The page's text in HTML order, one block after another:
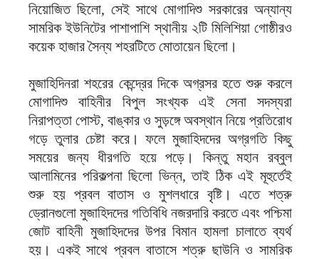
নিয়োজিত ছিলো, সেই সাথে মোগাদিশু সরকারের অন্যান্য
সামরিক ইউনিটের পাশাপাশি স্থানীয় ২টি মিলিশিয়া গোষ্ঠীরও
কয়েক হাজার সৈন্য শহরটিতে মোতায়েন ছিলো।
মুজাহিদিনরা শহরের কেন্দ্রের দিকে অগ্রসর হতে শুরু করলে
মোগাদিশু বাহিনীর বিপুল সংখ্যক এই সেনা সদস্যরা
নিরাপত্তা পোস্ট, বাঙ্কার ও সুড়ঙ্গে অবস্থান নিয়ে প্রতিরোধ
গড়ে তুলার চেষ্টা করে। ফলে মুজাহিদদের অগ্রগতি কিছু
সময়ের জন্য ধীরগতি হয়ে পড়ে। কিন্তু মহান রব্বুল
আলামিনের পরিকল্পনা ছিলো ভিন্ন, তাই ঠিক এই মূহুর্তেই
শুরু হয় প্রবল বাতাস ও মুশলধারে বৃষ্টি। এতে শত্রু
ড্রোনগুলো মুজাহিদদের গতিবিধি নজরদারি করতে এবং পশ্চিমা
জোট বাহিনী মুজাহিদদের উপর বিমান হামলা চালাতে ব্যর্থ
হয়। একই সাথে প্রবল বাতাসে শত্রু ছাউনি ও সামরিক